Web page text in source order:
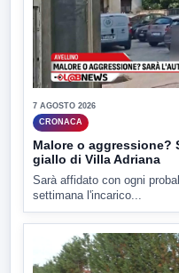
7 AGOSTO 2026
CRONACA
Malore o aggressione?
giallo di Villa Adriana
Sarà affidato con ogni
settimana l'incarico...